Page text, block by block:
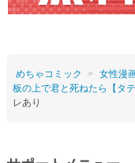
めちゃコミック 女性漫
板の上で君と死ねたら【タテ
レあり